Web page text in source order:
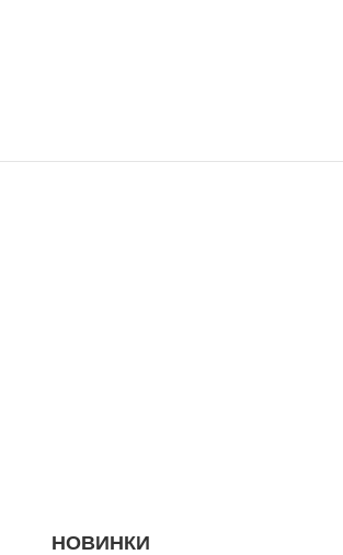
НОВИНКИ